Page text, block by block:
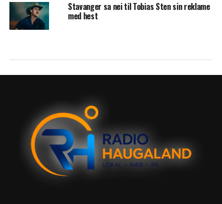
Stavanger sa nei til Tobias Sten sin reklame
med hest